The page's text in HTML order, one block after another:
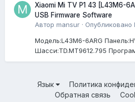
Xiaomi Mi TV P1 43 [L43M6-
USB Firmware Software
Автор mansur · Опубликовано
Модель:L43M6-6ARG
Шасси:TD.MT9612.795
Язык
Политика
Обратная связь